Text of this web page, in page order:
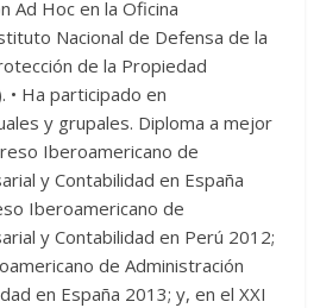
Ad Hoc en la Oficina
Nacional de Defensa de la
de la Propiedad
• Ha participado en
y grupales. Diploma a mejor
Iberoamericano de
y Contabilidad en España
Iberoamericano de
y Contabilidad en Perú 2012;
de Administración
en España 2013; y, en el XXI